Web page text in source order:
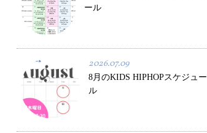
ール
2026.07.09
8月のKIDS HIPHOPスケジュー
ル